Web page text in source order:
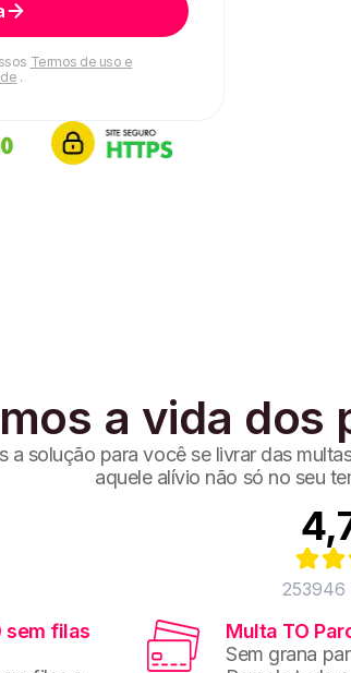
Termos de uso e
.
a vida
a solução para você se livrar das
aquele alívio não só no seu
253946
sem filas
Multa TO
Sem grana